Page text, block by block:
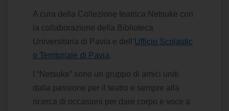
A cura della Collezione teatrica Netsuke con
la collaborazione della Biblioteca
Universitaria di Pavia e dell’Ufficio Scolastic
o Territoriale di Pavia.
I “Netsuke” sono un gruppo di amici uniti
dalla passione per il teatro e sempre alla
ricerca di occasioni per dare corpo e voce a